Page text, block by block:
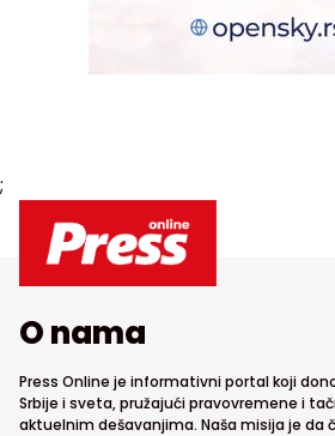
;
O nama
Press Online je informativni portal koji
Srbije i sveta, pružajući pravovremene i
aktuelnim dešavanjima. Naša misija je